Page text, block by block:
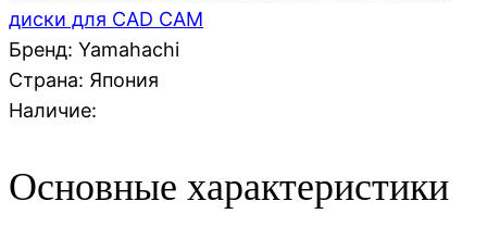
диски для CAD CAM
Бренд: Yamahachi
Страна: Япония
Наличие:
Основные характеристики